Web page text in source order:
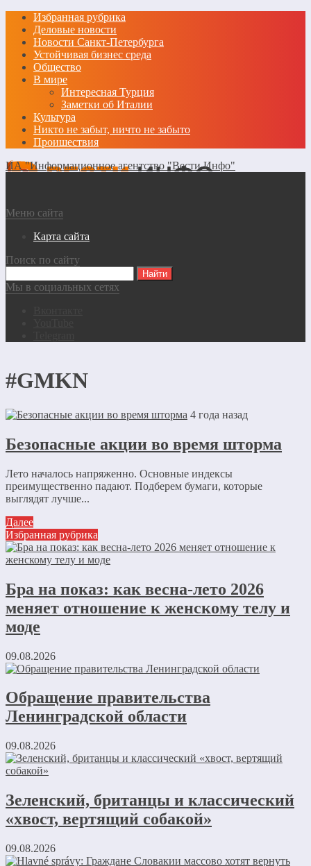
Избранная рубрика
Деловые новости
Новости Санкт-Петербурга
Устойчивая бизнес среда
Общество
В мире
Интересная Турция
Заметки об Италии
Культура
Никто не забыт, ничто не забыто
Проишествия
ИА "Информационное агентство "Вести Инфо"
Меню сайта
Карта сайта
Поиск по сайту
Мы в социальных сетях
#GMKN
4 года назад
Безопасные акции во время шторма
Лето началось напряженно. Основные индексы
преимущественно падают. Подберем бумаги, которые
выглядят лучше...
Далее
Избранная рубрика
Бра на показ: как весна-лето 2026
меняет отношение к женскому телу и
моде
09.08.2026
Обращение правительства
Ленинградской области
09.08.2026
Зеленский, британцы и классический
«хвост, вертящий собакой»
09.08.2026